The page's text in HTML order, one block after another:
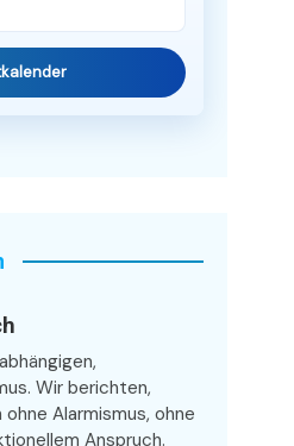
Wir berichten,
Alarmismus, ohne
Anspruch.